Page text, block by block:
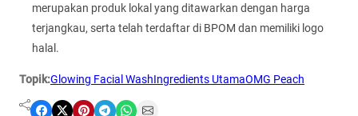
merupakan produk lokal yang ditawarkan dengan harga
terjangkau, serta telah terdaftar di BPOM dan memiliki logo
halal.
Topik:Glowing Facial WashIngredients UtamaOMG Peach
Share on Facebook Share on X Share on Pinterest Share on Telegram Share on WhatsApp Share on Email